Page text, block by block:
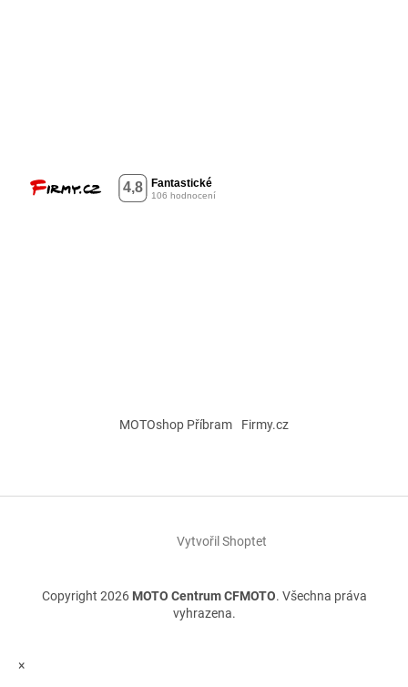
MOTOshop Příbram Firmy.cz
Vytvořil Shoptet
Copyright 2026 MOTO Centrum CFMOTO. Všechna práva
vyhrazena.
×